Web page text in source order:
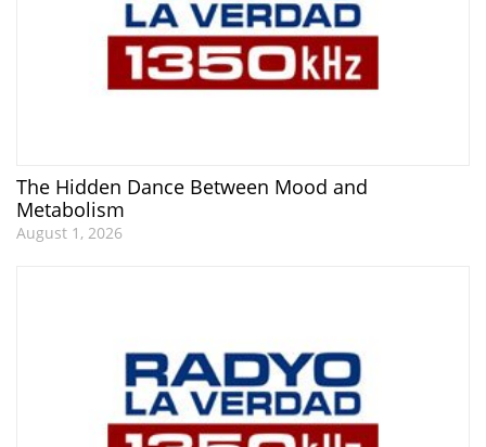
The Hidden Dance Between Mood and
Metabolism
August 1, 2026